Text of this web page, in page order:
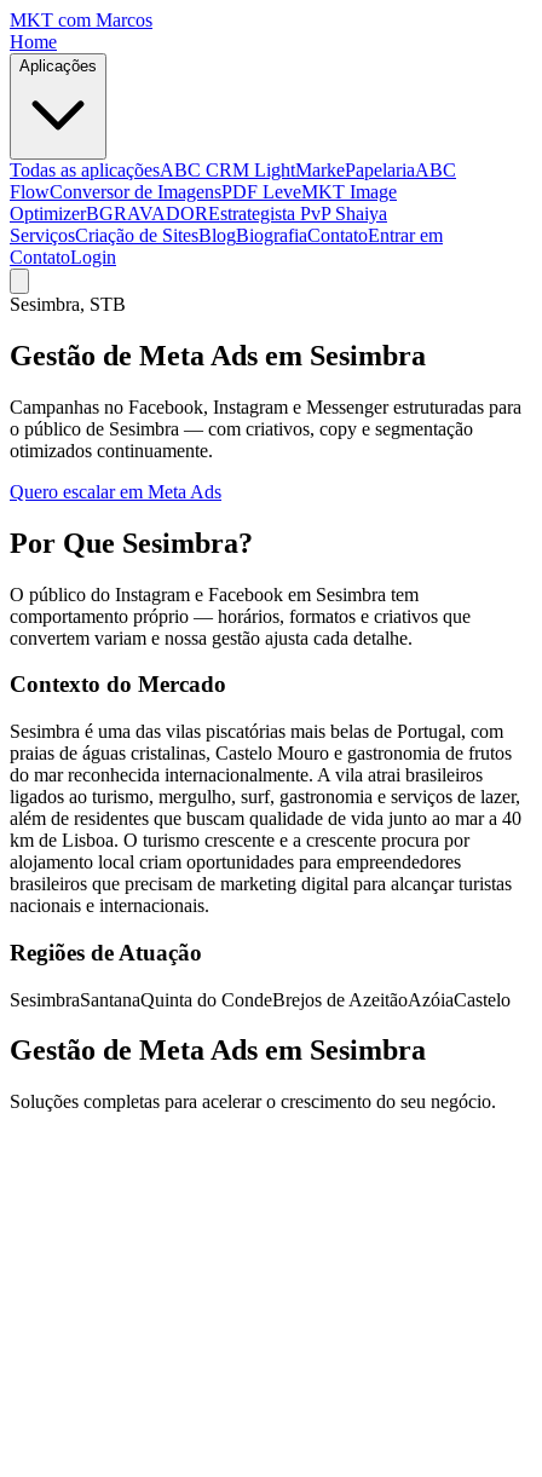
MKT com Marcos
Home
Aplicações
Todas as aplicaçõesABC CRM LightMarkePapelariaABC
FlowConversor de ImagensPDF LeveMKT Image
OptimizerBGRAVADOREstrategista PvP Shaiya
ServiçosCriação de SitesBlogBiografiaContatoEntrar em
ContatoLogin
Sesimbra, STB
Gestão de Meta Ads em Sesimbra
Campanhas no Facebook, Instagram e Messenger estruturadas para
o público de Sesimbra — com criativos, copy e segmentação
otimizados continuamente.
Quero escalar em Meta Ads
Por Que Sesimbra?
O público do Instagram e Facebook em Sesimbra tem
comportamento próprio — horários, formatos e criativos que
convertem variam e nossa gestão ajusta cada detalhe.
Contexto do Mercado
Sesimbra é uma das vilas piscatórias mais belas de Portugal, com
praias de águas cristalinas, Castelo Mouro e gastronomia de frutos
do mar reconhecida internacionalmente. A vila atrai brasileiros
ligados ao turismo, mergulho, surf, gastronomia e serviços de lazer,
além de residentes que buscam qualidade de vida junto ao mar a 40
km de Lisboa. O turismo crescente e a crescente procura por
alojamento local criam oportunidades para empreendedores
brasileiros que precisam de marketing digital para alcançar turistas
nacionais e internacionais.
Regiões de Atuação
SesimbraSantanaQuinta do CondeBrejos de AzeitãoAzóiaCastelo
Gestão de Meta Ads em Sesimbra
Soluções completas para acelerar o crescimento do seu negócio.